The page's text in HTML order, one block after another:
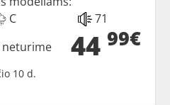
C 71
44 99€
neturime
10 d.